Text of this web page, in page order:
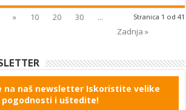
Stranica 1 od 41
» 10 20 30
...
Zadnja »
na naš newsletter Iskoristite velike
pogodnosti i uštedite!